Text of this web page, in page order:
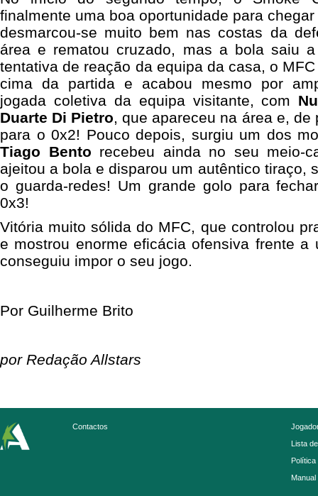
finalmente uma boa oportunidade para
desmarcou-se muito bem nas costas da
área e rematou cruzado, mas a bola saiu
tentativa de reação da equipa da casa, o
cima da partida e acabou mesmo por
jogada coletiva da equipa visitante, com
Duarte Di Pietro, que apareceu na área e,
para o 0x2! Pouco depois, surgiu um dos
Tiago Bento recebeu ainda no seu meio-
ajeitou a bola e disparou um autêntico tiraço,
o guarda-redes! Um grande golo para
0x3!
Vitória muito sólida do MFC, que controlou
e mostrou enorme eficácia ofensiva frente a
conseguiu impor o seu jogo.
Por Guilherme Brito
por Redação Allstars
Contactos
Lista
Política